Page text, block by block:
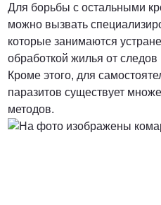
Для борьбы с остальными
можно вызвать
которые занимаются
обработкой жилья от следов
Кроме этого, для
паразитов существует
методов.